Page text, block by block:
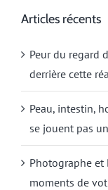
Articles récents
Peur du regard
derrière cette
Peau, intestin,
se jouent pas
Photographe et
moments de